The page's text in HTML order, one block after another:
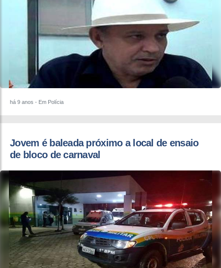
há 9 anos - Em Polícia
​Jovem é baleada próximo a local de ensaio
de bloco de carnaval